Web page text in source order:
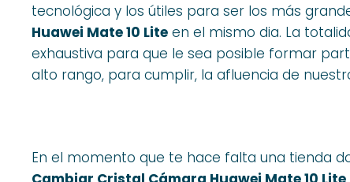
tecnológica y los útiles para ser los más
Huawei Mate 10 Lite en el mismo dia. La
exhaustiva para que le sea posible formar
alto rango, para cumplir, la afluencia de
En el momento que te hace falta una tienda